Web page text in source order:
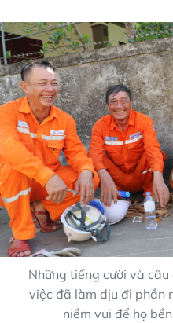
Những tiếng cười và
việc đã làm dịu đi phần
niềm vui để họ